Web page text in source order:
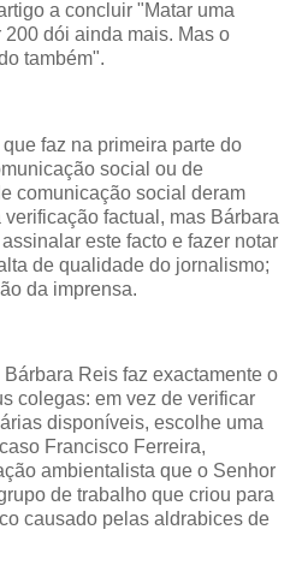
a concluir "Matar uma
dói ainda mais. Mas o
também".
faz na primeira parte do
social ou de
comunicação social deram
factual, mas Bárbara
este facto e fazer notar
de qualidade do jornalismo;
da imprensa.
Reis faz exactamente o
colegas: em vez de verificar
disponíveis, escolhe uma
Francisco Ferreira,
ambientalista que o Senhor
de trabalho que criou para
causado pelas aldrabices de